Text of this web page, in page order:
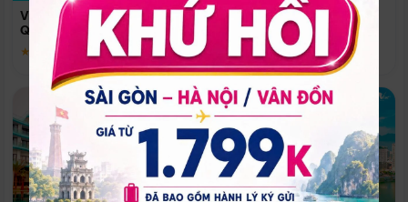
Vinpearl Resort & Spa Phu
Quoc
★ 5.0
Quoc
Phú Quốc
★ 5.0